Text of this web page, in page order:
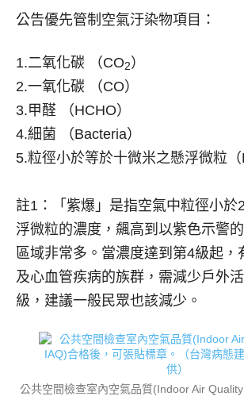
公告優先管制空氣汙染物項目：
1.二氧化碳 （CO2 ）
2.一氧化碳 （CO）
3.甲醛 （HCHO）
4.細菌 （Bacteria）
5.粒徑小於等於十微米之懸浮微粒（
註1：「紫爆」是指空氣中粒徑小於
浮微粒的濃度，飆高到以紫色示警
區域非常多。當濃度達到第4級起，
及心血管疾病的族群，需減少戶外
級，建議一般民眾也該減少。
公共空間檢查室內空氣品質(Indoor Air